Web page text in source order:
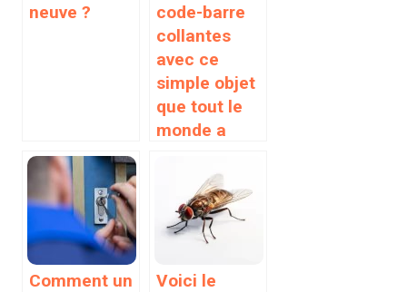
neuve ?
code-barre
collantes
avec ce
simple objet
que tout le
monde a
Comment un
Voici le